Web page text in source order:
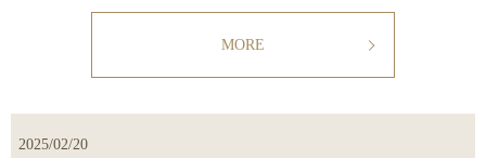
MORE
2025/02/20